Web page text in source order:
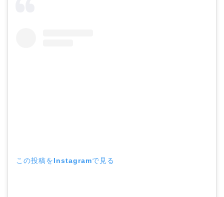
この投稿をInstagramで見る